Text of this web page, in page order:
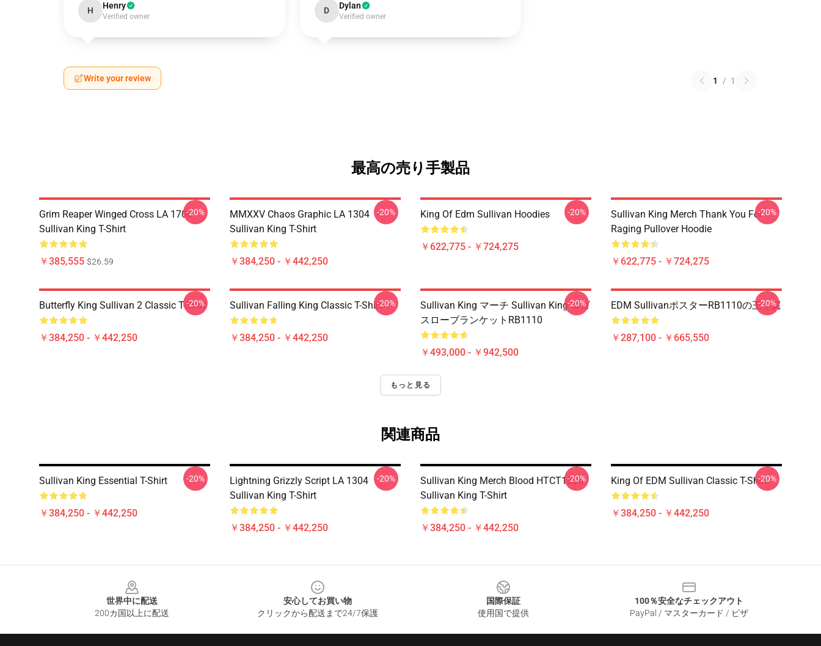
H Henry
Verified owner
D Dylan
Verified owner
Write your review 1 / 1
最高の売り手製品
Grim Reaper Winged Cross LA 1706
Sullivan King T-Shirt
￥385,555 $26.59
-20%
MMXXV Chaos Graphic LA 1304
Sullivan King T-Shirt
￥384,250 - ￥442,250
-20% King Of Edm Sullivan Hoodies
￥622,775 - ￥724,275
-20%
Sullivan King Merch Thank You For
Raging Pullover Hoodie
￥622,775 - ￥724,275
-20%
Butterfly King Sullivan 2 Classic T-Shirt
￥384,250 - ￥442,250
-20% Sullivan Falling King Classic T-Shirt
￥384,250 - ￥442,250
-20%
Sullivan King マーチ Sullivan King ロゴ
スローブランケットRB1110
￥493,000 - ￥942,500
-20% EDM SullivanポスターRB1110の王を翼
￥287,100 - ￥665,550
-20%
もっと見る
関連商品
Sullivan King Essential T-Shirt
￥384,250 - ￥442,250
-20%
Lightning Grizzly Script LA 1304
Sullivan King T-Shirt
￥384,250 - ￥442,250
-20%
Sullivan King Merch Blood HTCT1506
Sullivan King T-Shirt
￥384,250 - ￥442,250
-20% King Of EDM Sullivan Classic T-Shirt
￥384,250 - ￥442,250
-20%
世界中に配送
200カ国以上に配送
安心してお買い物
クリックから配送まで24/7保護
国際保証
使用国で提供
100％安全なチェックアウト
PayPal / マスターカード / ビザ